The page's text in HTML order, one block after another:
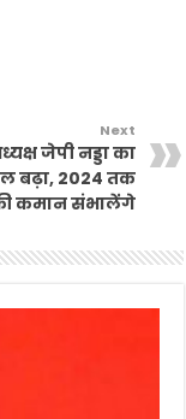
Next
जेपी नड्डा का
बढ़ा, 2024 तक
कमान संभालेंगे